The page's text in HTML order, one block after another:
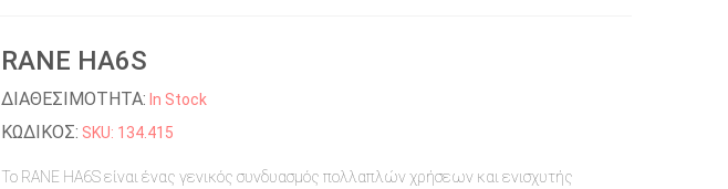
RANE HA6S
ΔΙΑΘΕΣΙΜΟΤΗΤΑ: In Stock
ΚΩΔΙΚΟΣ: SKU: 134.415
Το RANE HA6S είναι ένας γενικός συνδυασμός πολλαπλών χρήσεων και ενισχυτής